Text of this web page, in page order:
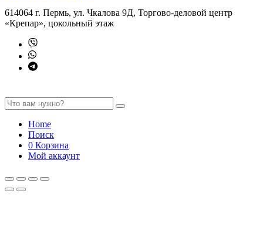
614064 г. Пермь, ул. Чкалова 9Д, Торгово-деловой центр
«Крепар», цокольный этаж
Home
Поиск
0 Корзина
Мой аккаунт